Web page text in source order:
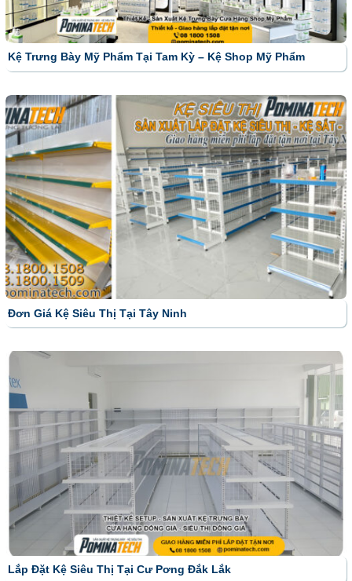
Kệ Trưng Bày Mỹ Phẩm Tại Tam Kỳ – Kệ Shop Mỹ Phẩm
Đơn Giá Kệ Siêu Thị Tại Tây Ninh
Lắp Đặt Kệ Siêu Thị Tại Cư Pơng Đắk Lắk